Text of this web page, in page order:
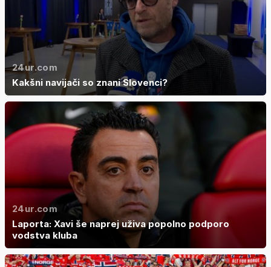
24ur.com
Kakšni navijači so znani Slovenci?
24ur.com
Laporta: Xavi še naprej uživa popolno podporo
vodstva kluba